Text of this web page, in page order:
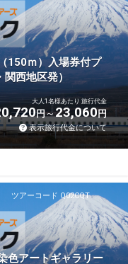
150ｍ）入場券付プ
西地区発）
大人1名様あたり 旅行代金
円 23,060円
表示旅行代金について
ツアーコード Q02CQT
アートギャラリー